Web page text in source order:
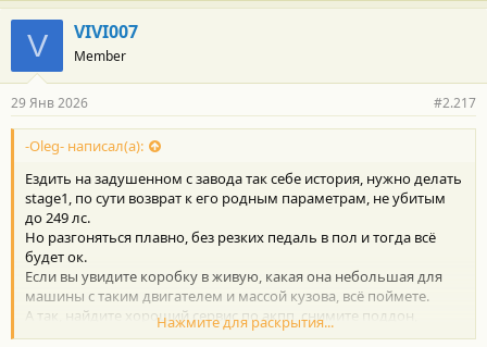
Сижу теперь на нервах 2 недели и не знаю что делать.
Проще поменять на вечный Паджеро 4 с смешными
проблемами в виде ржавого бака
V VIVI007
Member
29 Янв 2026 #2.217
-Oleg- написал(а):
Ездить на задушенном с завода так себе история, нужно делать
stage1, по сути возврат к его родным параметрам, не убитым
до 249 лс.
Но разгоняться плавно, без резких педаль в пол и тогда всё
будет ок.
Если вы увидите коробку в живую, какая она небольшая для
машины с таким двигателем и массой кузова, всё поймете.
А так, найдите хороший сервис по акпп, снимите поддон,
проверьте магниты, сделайте диагностику. И посмотрите
Нажмите для раскрытия...